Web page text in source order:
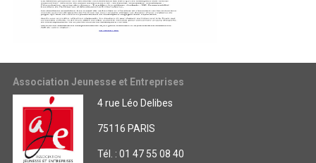
Association Jeunesse et Entreprises
4 rue Léo Delibes
75116 PARIS
Tél. : 01 47 55 08 40